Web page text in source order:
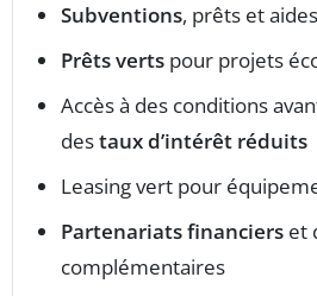
Subventions, prêts et
Prêts verts pour projets
Accès à des conditions
destaux d’intérêt réduits
Leasing vert pour
Partenariats financiers et
complémentaires